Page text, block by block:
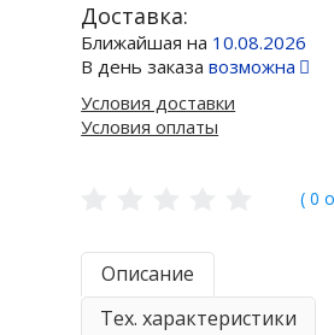
Доставка:
Ближайшая на 10.08.2026
В день заказавозможна
Условия доставки
Условия оплаты
( 0
Описание
Тех. характеристики